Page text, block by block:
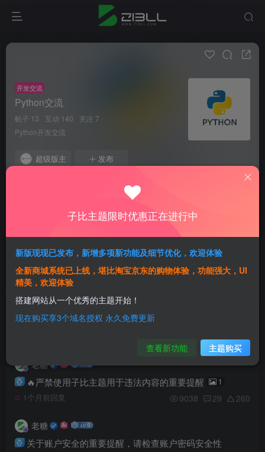
开发交流
Python交流
帖子 13 互动 140
关注 7
Python开发交流
超级版主 发布
最近更新 最新回复 热门 精华
关于发帖中的外链引流、收费资源的规范化通知
5个月前回复 2065 2 67
老糖
zibll 子比社区发布指引【简略版总版规】
1.8W+ 2 31
老糖
🔥严禁使用子比主题用于违法内容的重要提醒 1
1个月前回复 9038 29 260
老糖
关于账户安全的重要提醒，请检查账户密码安全性
子比主题限时优惠正在进行中
新版现现已发布，新增多项新功能及细节优化，欢迎体验
全新商城系统已上线，堪比淘宝京东的购物体验，功能强大，UI
精美，欢迎体验
搭建网站从一个优秀的主题开始！
现在购买享3个域名授权 永久免费更新
查看新功能 主题购买